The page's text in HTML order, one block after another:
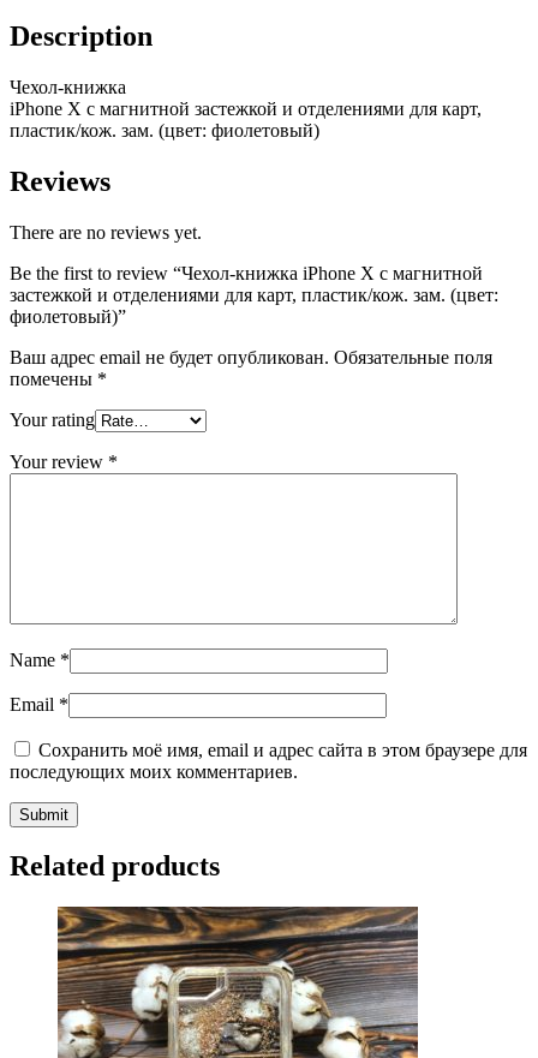
Description
Чехол-книжка
iPhone X с магнитной застежкой и отделениями для карт,
пластик/кож. зам. (цвет: фиолетовый)
Reviews
There are no reviews yet.
Be the first to review “Чехол-книжка iPhone X с магнитной
застежкой и отделениями для карт, пластик/кож. зам. (цвет:
фиолетовый)”
Ваш адрес email не будет опубликован. Обязательные поля
помечены *
Your rating
Your review *
Name *
Email *
Сохранить моё имя, email и адрес сайта в этом браузере для
последующих моих комментариев.
Related products